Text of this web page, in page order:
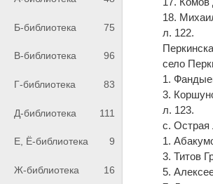
Б-библиотека 75
В-библиотека 96
Г-библиотека 83
Д-библиотека 111
Е, Ё-библиотека 9
Ж-библиотека 16
18.
л. 122.
село
1.
3.
л. 123.
с. Острая
1.
3. Титов
5.